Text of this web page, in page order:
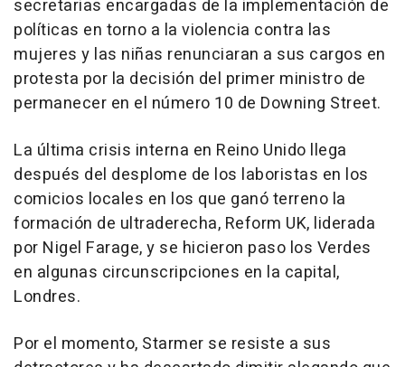
secretarias encargadas de la implementación de
políticas en torno a la violencia contra las
mujeres y las niñas renunciaran a sus cargos en
protesta por la decisión del primer ministro de
permanecer en el número 10 de Downing Street.
La última crisis interna en Reino Unido llega
después del desplome de los laboristas en los
comicios locales en los que ganó terreno la
formación de ultraderecha, Reform UK, liderada
por Nigel Farage, y se hicieron paso los Verdes
en algunas circunscripciones en la capital,
Londres.
Por el momento, Starmer se resiste a sus